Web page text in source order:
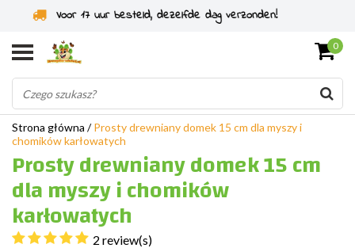
Specjaliści od gryzoni od 2011 roku
0
Strona główna /Prosty drewniany domek 15 cm dla myszy i
chomików karłowatych
Prosty drewniany domek 15 cm
dla myszy i chomików
karłowatych
2 review(s)